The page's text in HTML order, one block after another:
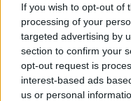
If you wish to opt-out of
processing of your
targeted advertising by
section to confirm your
opt-out request is
interest-based ads
us or personal